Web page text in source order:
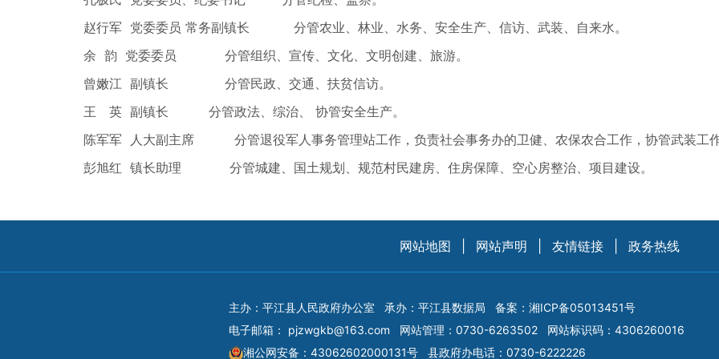
赵行军 党委委员 常务副镇长 分管农业、林业、水务、安全生产、信访、武装、自来水。
余 韵 党委委员 分管组织、宣传、文化、文明创建、旅游。
曾嫩江 副镇长 分管民政、交通、扶贫信访。
王 英 副镇长 分管政法、综治、 协管安全生产。
陈军军 人大副主席 分管退役军人事务管理站工作，负责社会事务办的卫健、农保农合工作，协管武装工
彭旭红 镇长助理 分管城建、国土规划、规范村民建房、住房保障、空心房整治、项目建设。
网站地图 网站声明 友情链接 政务热线
主办：平江县人民政府办公室 承办：平江县数据局 备案： 湘ICP备05013451号
电子邮箱： pjzwgkb@163.com 网站管理：0730-6263502
网站标识码：4306260016
湘公网安备：43062602000131号
县政府办电话：0730-6222226